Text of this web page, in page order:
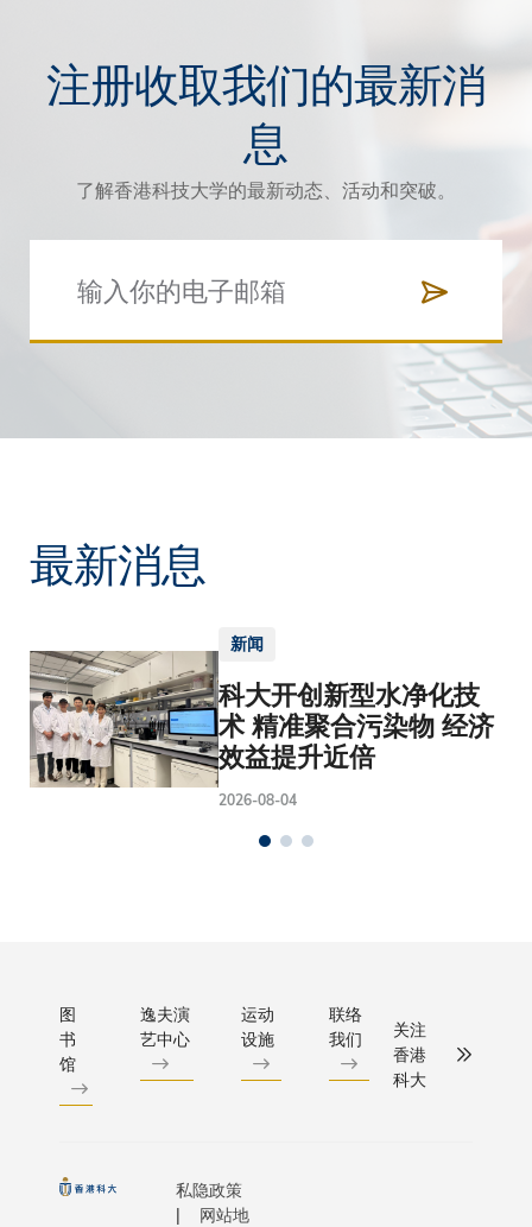
注册收取我们的最新消
息
了解香港科技大学的最新动态、活动和突破。
最新消息
新闻
科大开创新型水净化技
术 精准聚合污染物 经济
效益提升近倍
2026-08-04
图
书
馆
逸夫演
艺中心
运动
设施
联络
我们
关注
香港
科大
私隐政策
网站地